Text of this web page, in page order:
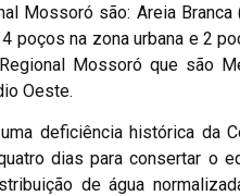
Mossoró são: Areia Branca
poços na zona urbana e 2
Mossoró que são
Oeste.
deficiência histórica da
dias para consertar o
de água